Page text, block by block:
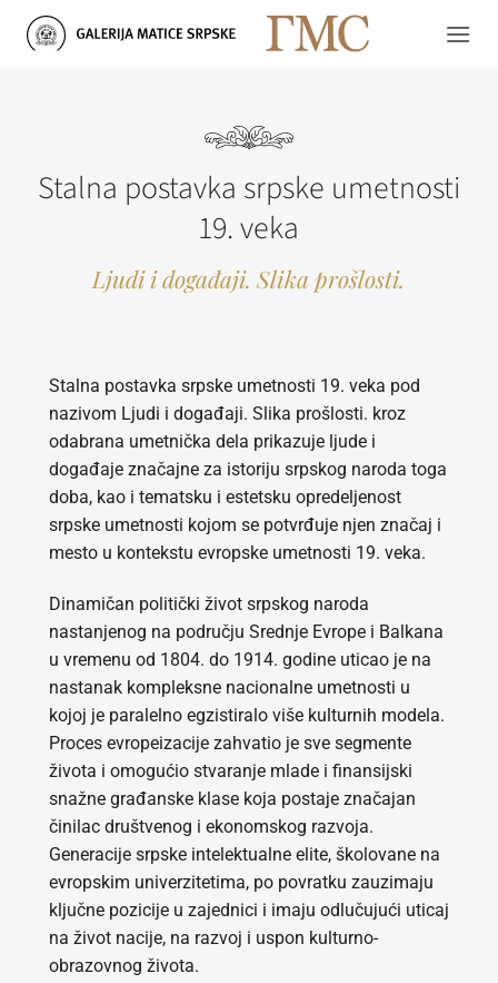
Stalna postavka srpske umetnosti
19. veka
Ljudi i događaji. Slika prošlosti.
Stalna postavka srpske umetnosti 19. veka pod
nazivom Ljudi i događaji. Slika prošlosti. kroz
odabrana umetnička dela prikazuje ljude i
događaje značajne za istoriju srpskog naroda toga
doba, kao i tematsku i estetsku opredeljenost
srpske umetnosti kojom se potvrđuje njen značaj i
mesto u kontekstu evropske umetnosti 19. veka.
Dinamičan politički život srpskog naroda
nastanjenog na području Srednje Evrope i Balkana
u vremenu od 1804. do 1914. godine uticao je na
nastanak kompleksne nacionalne umetnosti u
kojoj je paralelno egzistiralo više kulturnih modela.
Proces evropeizacije zahvatio je sve segmente
života i omogućio stvaranje mlade i finansijski
snažne građanske klase koja postaje značajan
činilac društvenog i ekonomskog razvoja.
Generacije srpske intelektualne elite, školovane na
evropskim univerzitetima, po povratku zauzimaju
ključne pozicije u zajednici i imaju odlučujući uticaj
na život nacije, na razvoj i uspon kulturno-
obrazovnog života.